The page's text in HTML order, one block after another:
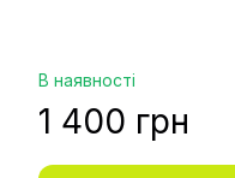
В наявності
1 400 грн